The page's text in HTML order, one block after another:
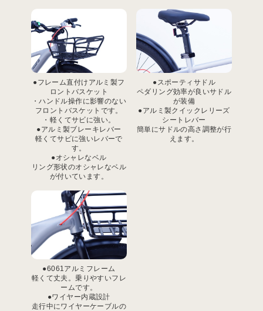
●フレーム直付けアルミ製フ
ロントバスケット
・ハンドル操作に影響のない
フロントバスケットです。
・軽くてサビに強い。
●アルミ製ブレーキレバー
軽くてサビに強いレバーで
す。
●オシャレなベル
リング形状のオシャレなベル
が付いています。
●スポーティサドル
ペダリング効率が良いサドル
が装備
●アルミ製クイックレリーズ
シートレバー
簡単にサドルの高さ調整が行
えます。
●6061アルミフレーム
軽くて丈夫。乗りやすいフレ
ームです。
●ワイヤー内蔵設計
走行中にワイヤーケーブルの